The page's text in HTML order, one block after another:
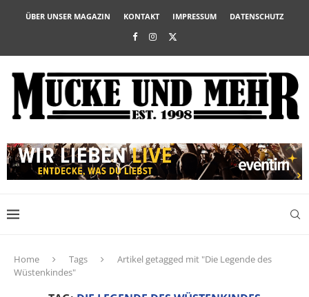
ÜBER UNSER MAGAZIN KONTAKT IMPRESSUM DATENSCHUTZ
Home Tags
Artikel getagged mit "Die Legende des
Wüstenkindes"